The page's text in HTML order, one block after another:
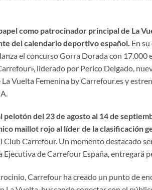
como patrocinador principal de La
del calendario deportivo español. En
el concurso Gorra Dorada con 17.000
liderado por Perico Delgado,
Vuelta Femenina by Carrefour.es y
pelotón del 23 de agosto al 14 de
maillot rojo al líder de la clasificación
Club Carrefour. Un momento destacado
de Carrefour España, entregará
Carrefour ha creado un punto de